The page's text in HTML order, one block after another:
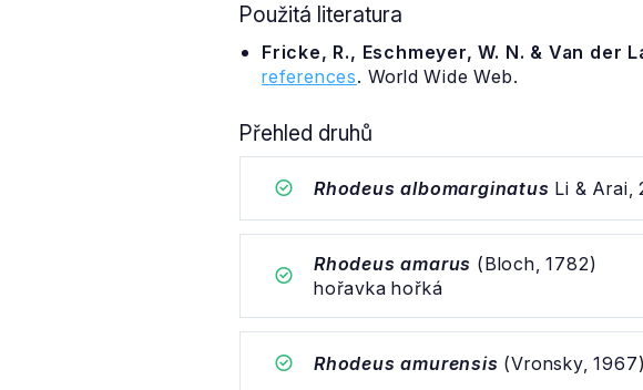
Použitá literatura
Fricke, R., Eschmeyer, W. N. & Van der
references. World Wide Web.
Přehled druhů
Rhodeus albomarginatus Li & Arai,
Rhodeus amarus (Bloch, 1782)
hořavka hořká
Rhodeus amurensis (Vronsky, 1967)